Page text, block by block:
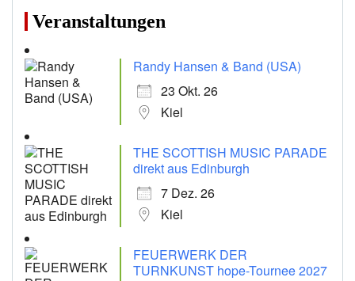
Veranstaltungen
Randy Hansen & Band (USA)
23 Okt. 26
Kiel
THE SCOTTISH MUSIC PARADE
direkt aus Edinburgh
7 Dez. 26
Kiel
FEUERWERK DER
TURNKUNST hope-Tournee 2027